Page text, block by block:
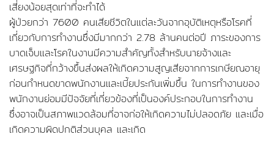
เสี่ยงน้อยสุดเท่าที่จะทำได้
ผู้ป่วยกว่า 7600 คนเสียชีวิตในแต่ละวันจากอุบัติเหตุหรือโรคที่
เกี่ยวกับการทำงานซึ่งมีมากกว่า 2.78 ล้านคนต่อปี ภาระของการ
บาดเจ็บและโรคในงานมีความสำคัญทั้งสำหรับนายจ้างและ
เศรษฐกิจที่กว้างขึ้นส่งผลให้เกิดความสูญเสียจากการเกษียณอายุ
ก่อนกำหนดขาดพนักงานและเบี้ยประกันเพิ่มขึ้น ในการทำงานของ
พนักงานย่อมมีปัจจัยที่เกี่ยวข้องที่เป็นองค์ประกอบในการทำงาน
ซึ่งอาจเป็นสภาพแวดล้อมที่อาจก่อให้เกิดความไม่ปลอดภัย และเมื่อ
เกิดความผิดปกติส่วนบุคล และเกิด